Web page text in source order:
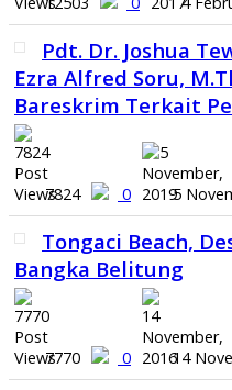
Pdt. Dr. Joshua
Ezra Alfred Soru,
Bareskrim Terkait
7824 0 5
Tongaci Beach,
Bangka Belitung
7770 0 14